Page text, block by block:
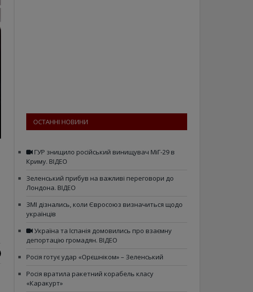
ОСТАННІ НОВИНИ
ГУР знищило російський винищувач МіГ-29 в
Криму. ВІДЕО
Зеленський прибув на важливі переговори до
Лондона. ВІДЕО
ЗМІ дізнались, коли Євросоюз визначиться щодо
українців
Україна та Іспанія домовились про взаємну
депортацію громадян. ВІДЕО
Росія готує удар «Орєшніком» – Зеленський
Росія вратила ракетний корабель класу
«Каракурт»